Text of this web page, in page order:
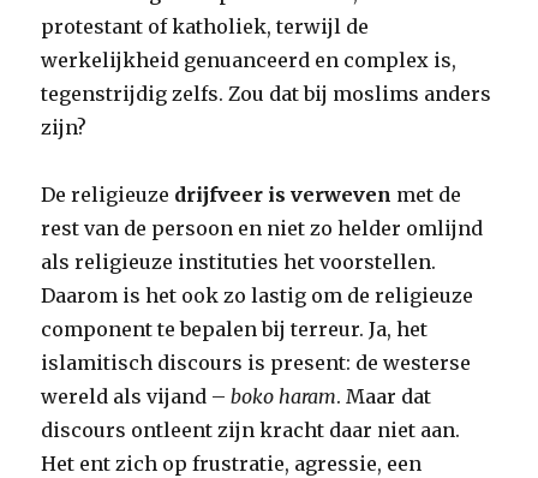
protestant of katholiek, terwijl de
werkelijkheid genuanceerd en complex is,
tegenstrijdig zelfs. Zou dat bij moslims anders
zijn?
De religieuze drijfveer is verweven met de
rest van de persoon en niet zo helder omlijnd
als religieuze instituties het voorstellen.
Daarom is het ook zo lastig om de religieuze
component te bepalen bij terreur. Ja, het
islamitisch discours is present: de westerse
wereld als vijand –boko haram. Maar dat
discours ontleent zijn kracht daar niet aan.
Het ent zich op frustratie, agressie, een